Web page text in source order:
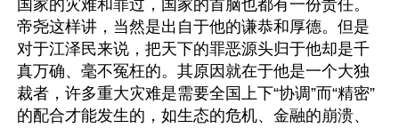
国家的灾难和罪过，国家的首脑也都有一份责任。
帝尧这样讲，当然是出自于他的谦恭和厚德。但是
对于江泽民来说，把天下的罪恶源头归于他却是千
真万确、毫不冤枉的。其原因就在于他是一个大独
裁者，许多重大灾难是需要全国上下“协调”而“精密”
的配合才能发生的，如生态的危机、金融的崩溃、